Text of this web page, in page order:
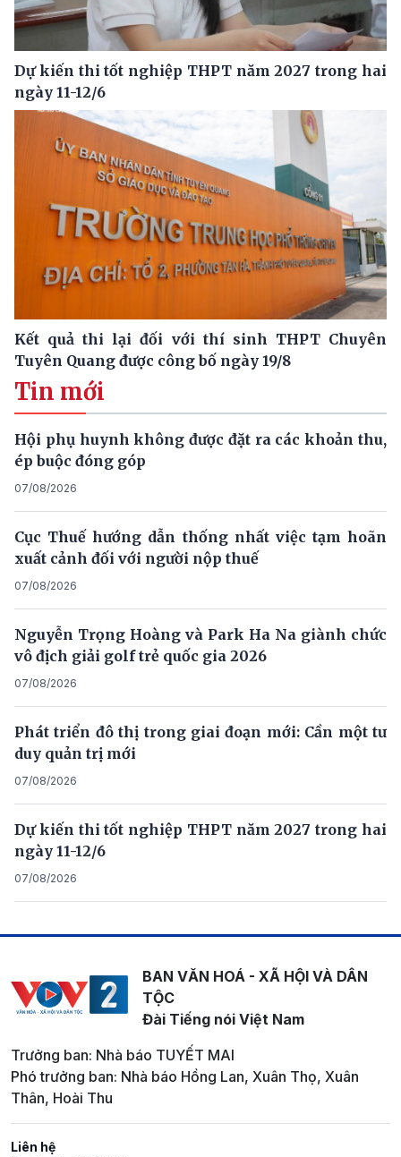
Dự kiến thi tốt nghiệp THPT năm 2027 trong hai
ngày 11-12/6
Kết quả thi lại đối với thí sinh THPT Chuyên
Tuyên Quang được công bố ngày 19/8
Tin mới
Hội phụ huynh không được đặt ra các khoản thu,
ép buộc đóng góp
07/08/2026
Cục Thuế hướng dẫn thống nhất việc tạm hoãn
xuất cảnh đối với người nộp thuế
07/08/2026
Nguyễn Trọng Hoàng và Park Ha Na giành chức
vô địch giải golf trẻ quốc gia 2026
07/08/2026
Phát triển đô thị trong giai đoạn mới: Cần một tư
duy quản trị mới
07/08/2026
Dự kiến thi tốt nghiệp THPT năm 2027 trong hai
ngày 11-12/6
07/08/2026
BAN VĂN HOÁ - XÃ HỘI VÀ DÂN
TỘC
Đài Tiếng nói Việt Nam
Trưởng ban: Nhà báo TUYẾT MAI
Phó trưởng ban: Nhà báo Hồng Lan, Xuân Thọ, Xuân
Thân, Hoài Thu
Liên hệ